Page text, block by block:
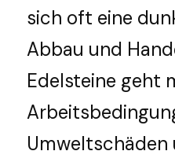
Deutsch
Deutsch
English
sich oft eine
Abbau und
Edelsteine geht
Umweltschäden